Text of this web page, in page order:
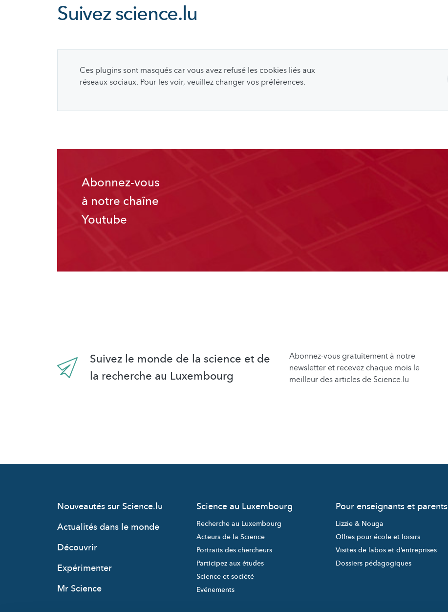
Suivezscience.lu
Ces plugins sont masqués car vous avez refusé les cookies liés aux
réseaux sociaux. Pour les voir, veuillez changer vos préférences.
Abonnez-vous
à notre chaîne
Youtube
Suivez le monde de la science et de
la recherche au Luxembourg
Abonnez-vous gratuitement à notre
newsletter et recevez chaque mois le
meilleur des articles de Science.lu
Nouveautés sur Science.lu
Actualités dans le monde
Découvrir
Expérimenter
Mr Science
Science au Luxembourg
Recherche au Luxembourg
Acteurs de la Science
Portraits des chercheurs
Participez aux études
Science et société
Evénements
Pour enseignants et parents
Lizzie & Nouga
Offres pour école et loisirs
Visites de labos et d’entreprises
Dossiers pédagogiques